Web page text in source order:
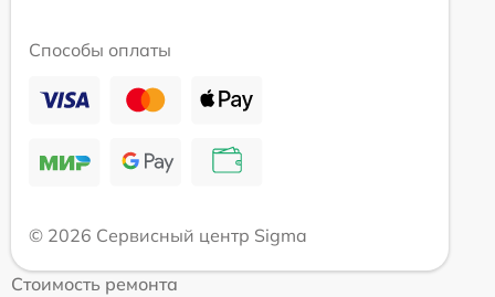
Способы оплаты
© 2026 Сервисный центр Sigma
Стоимость ремонта